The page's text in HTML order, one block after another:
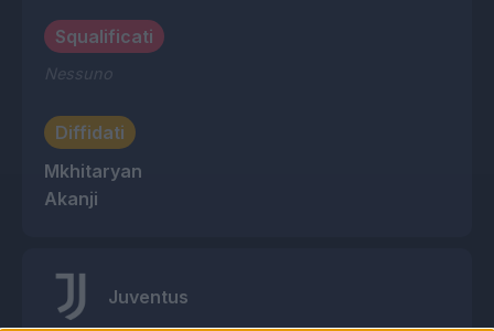
Squalificati
Nessuno
Diffidati
Mkhitaryan
Akanji
Juventus